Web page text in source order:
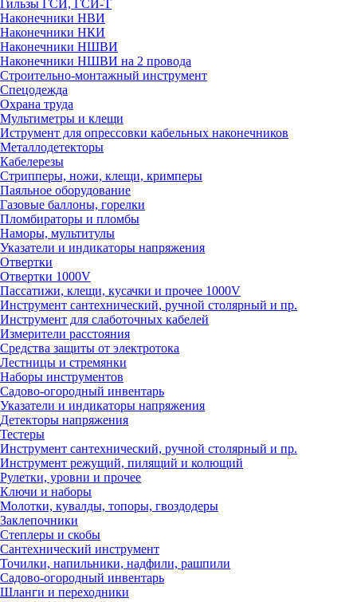
Гильзы ГСИ, ГСИ-Т
Наконечники НВИ
Наконечники НКИ
Наконечники НШВИ
Наконечники НШВИ на 2 провода
Строительно-монтажный инструмент
Спецодежда
Охрана труда
Мультиметры и клещи
Иструмент для опрессовки кабельных наконечников
Металлодетекторы
Кабелерезы
Стрипперы, ножи, клещи, кримперы
Паяльное оборудование
Газовые баллоны, горелки
Пломбираторы и пломбы
Наморы, мультитулы
Указатели и индикаторы напряжения
Отвертки
Отвертки 1000V
Пассатижи, клещи, кусачки и прочее 1000V
Инструмент сантехнический, ручной столярный и пр.
Инструмент для слаботочных кабелей
Измерители расстояния
Средства защиты от электротока
Лестницы и стремянки
Наборы инструментов
Садово-огородный инвентарь
Указатели и индикаторы напряжения
Детекторы напряжения
Тестеры
Инструмент сантехнический, ручной столярный и пр.
Инструмент режущий, пилящий и колющий
Рулетки, уровни и прочее
Ключи и наборы
Молотки, кувалды, топоры, гвоздодеры
Заклепочники
Степлеры и скобы
Сантехнический инструмент
Точилки, напильники, надфили, рашпили
Садово-огородный инвентарь
Шланги и переходники